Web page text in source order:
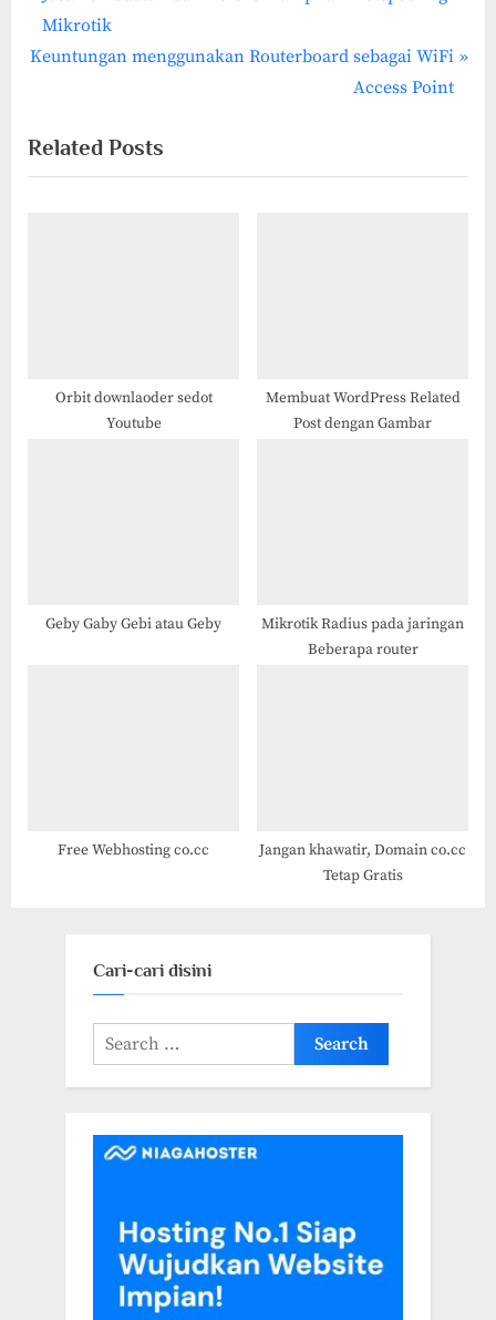
navigation
r
e
o
u
Mikrotik
N
t
P
Keuntungan menggunakan Routerboard sebagai WiFi
Access Point
Related Posts
Orbit downlaoder sedot
Youtube
Membuat WordPress Related
Post dengan Gambar
Geby Gaby Gebi atau Geby
Mikrotik Radius pada jaringan
Beberapa router
Free Webhosting co.cc
Jangan khawatir, Domain co.cc
Tetap Gratis
Cari-cari disini
Search
for: